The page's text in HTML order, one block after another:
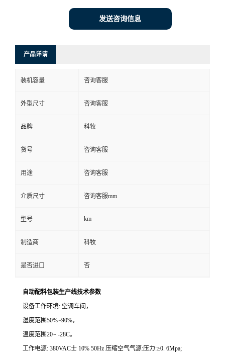
发送咨询信息
产品详请
装机容量 咨询客服
外型尺寸 咨询客服
品牌 科牧
货号 咨询客服
用途 咨询客服
介质尺寸 咨询客服mm
型号 km
制造商 科牧
是否进口 否
自动配料包装生产线技术参数
设备工作环境: 空调车间，
湿度范围50%~90%，
温度范围20~ -28C。
工作电源: 380VAC士 10% 50Hz 压缩空气气源:压力:≥0. 6Mpa;